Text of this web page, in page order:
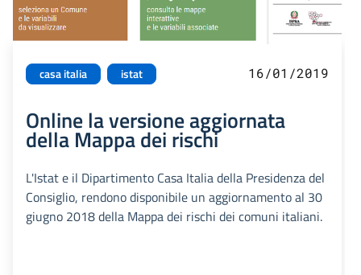
casa italia istat 16/01/2019
Online la versione aggiornata
della Mappa dei rischi
L'Istat e il Dipartimento Casa Italia della Presidenza del
Consiglio, rendono disponibile un aggiornamento al 30
giugno 2018 della Mappa dei rischi dei comuni italiani.